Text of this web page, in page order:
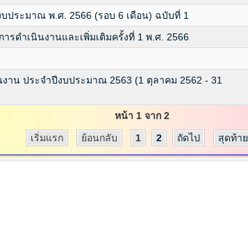
ประมาณ พ.ศ. 2566 (รอบ 6 เดือน) ฉบับที่ 1
รดำเนินงานและเพิ่มเติมครั้งที่ 1 พ.ศ. 2566
าน ประจำปีงบประมาณ 2563 (1 ตุลาคม 2562 - 31
หน้า 1 จาก 2
เริ่มแรก
ย้อนกลับ 1 2 ถัดไป สุดท้าย